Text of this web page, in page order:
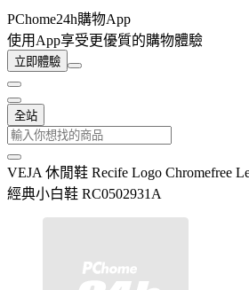
PChome24h購物App
使用App享受更優質的購物體驗
立即體驗
全站
VEJA 休閒鞋 Recife Logo Chromefree
經典小白鞋 RC0502931A